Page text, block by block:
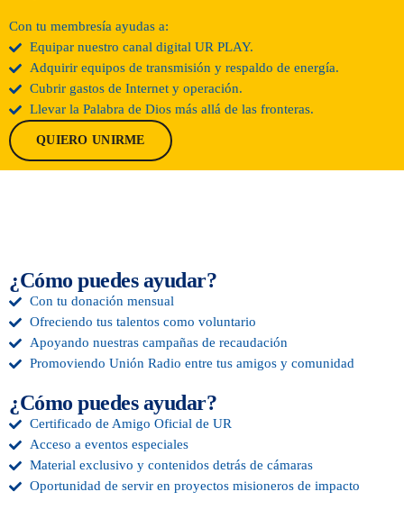
noviembre 2024
Categories
Eventos
Novedades
Proyectos
UPCOMING SHOWS
Con tu membresía ayudas a:
Equipar nuestro canal digital UR PLAY.
Adquirir equipos de transmisión y respaldo de energía.
Cubrir gastos de Internet y operación.
Llevar la Palabra de Dios más allá de las fronteras.
QUIERO UNIRME
¿Cómo puedes ayudar?
Con tu donación mensual
Ofreciendo tus talentos como voluntario
Apoyando nuestras campañas de recaudación
Promoviendo Unión Radio entre tus amigos y comunidad
¿Cómo puedes ayudar?
Certificado de Amigo Oficial de UR
Acceso a eventos especiales
Material exclusivo y contenidos detrás de cámaras
Oportunidad de servir en proyectos misioneros de impacto